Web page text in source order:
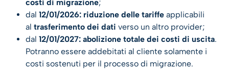
costi di migrazione;
dal 12/01/2026: riduzione delle tariffe applicabili
al trasferimento dei dati verso un altro provider;
dal 12/01/2027: abolizione totale dei costi di uscita.
Potranno essere addebitati al cliente solamente i
costi sostenuti per il processo di migrazione.